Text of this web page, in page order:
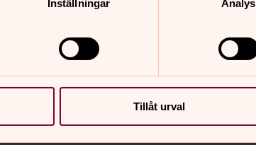
Inställningar Analys
Tillåt urval